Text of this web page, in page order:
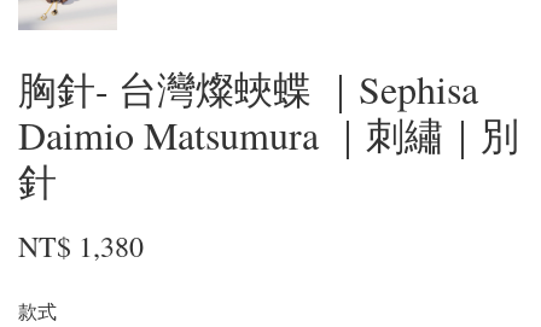
胸針- 台灣燦蛺蝶 ｜Sephisa
Daimio Matsumura ｜刺繡｜別
針
NT$ 1,380
款式